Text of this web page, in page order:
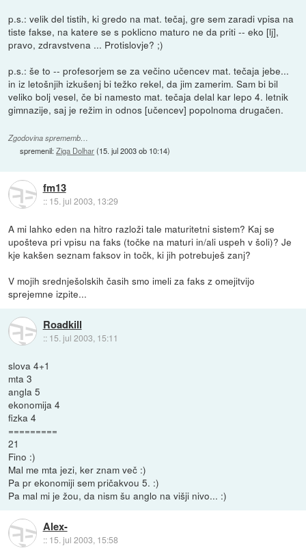
p.s.: velik del tistih, ki gredo na mat. tečaj, gre sem zaradi vpisa na
tiste fakse, na katere se s poklicno maturo ne da priti -- eko [lj],
pravo, zdravstvena ... Protislovje? ;)
p.s.: še to -- profesorjem se za večino učencev mat. tečaja jebe...
in iz letošnjih izkušenj bi težko rekel, da jim zamerim. Sam bi bil
veliko bolj vesel, če bi namesto mat. tečaja delal kar lepo 4. letnik
gimnazije, saj je režim in odnos [učencev] popolnoma drugačen.
Zgodovina sprememb…
spremenil:Ziga Dolhar(15. jul 2003 ob 10:14)
fm13
:: 15. jul 2003, 13:29
A mi lahko eden na hitro razloži tale maturitetni sistem? Kaj se
upošteva pri vpisu na faks (točke na maturi in/ali uspeh v šoli)? Je
kje kakšen seznam faksov in točk, ki jih potrebuješ zanj?
V mojih srednješolskih časih smo imeli za faks z omejitvijo
sprejemne izpite...
Roadkill
:: 15. jul 2003, 15:11
slova 4+1
mta 3
angla 5
ekonomija 4
fizka 4
=========
21
Fino :)
Mal me mta jezi, ker znam več :)
Pa pr ekonomiji sem pričakvou 5. :)
Pa mal mi je žou, da nism šu anglo na višji nivo... :)
Alex-
:: 15. jul 2003, 15:58